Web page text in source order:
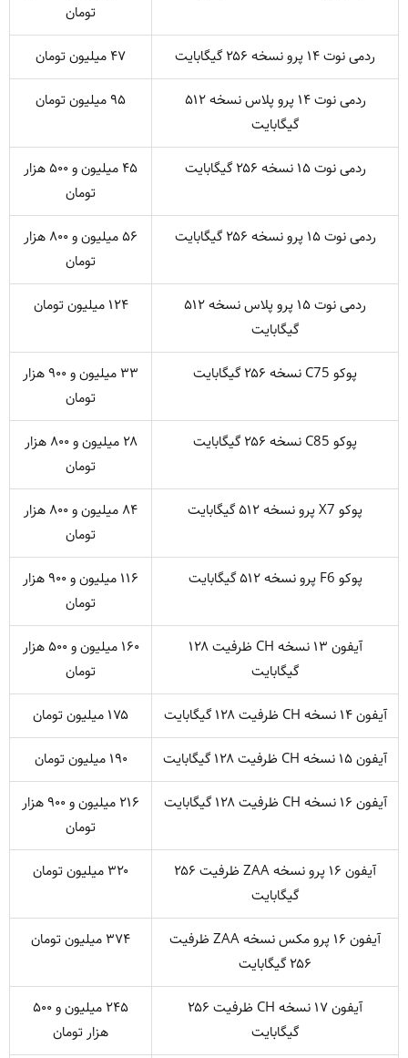
تومان
ردمی نوت ۱۴ پرو نسخه ۲۵۶ گیگابایت
۴۷ میلیون تومان
ردمی نوت ۱۴ پرو پلاس نسخه ۵۱۲
گیگابایت
۹۵ میلیون تومان
ردمی نوت ۱۵ نسخه ۲۵۶ گیگابایت
۴۵ میلیون و ۵۰۰ هزار
تومان
ردمی نوت ۱۵ پرو نسخه ۲۵۶ گیگابایت
۵۶ میلیون و ۸۰۰ هزار
تومان
ردمی نوت ۱۵ پرو پلاس نسخه ۵۱۲
گیگابایت
۱۲۴ میلیون تومان
پوکو C75 نسخه ۲۵۶ گیگابایت
۳۳ میلیون و ۹۰۰ هزار
تومان
پوکو C85 نسخه ۲۵۶ گیگابایت
۲۸ میلیون و ۸۰۰ هزار
تومان
پوکو X7 پرو نسخه ۵۱۲ گیگابایت
۸۴ میلیون و ۸۰۰ هزار
تومان
پوکو F6 پرو نسخه ۵۱۲ گیگابایت
۱۱۶ میلیون و ۹۰۰ هزار
تومان
آیفون ۱۳ نسخه CH ظرفیت ۱۲۸
گیگابایت
۱۶۰ میلیون و ۵۰۰ هزار
تومان
آیفون ۱۴ نسخه CH ظرفیت ۱۲۸ گیگابایت
۱۷۵ میلیون تومان
آیفون ۱۵ نسخه CH ظرفیت ۱۲۸ گیگابایت
۱۹۰ میلیون تومان
آیفون ۱۶ نسخه CH ظرفیت ۱۲۸ گیگابایت
۲۱۶ میلیون و ۹۰۰ هزار
تومان
آیفون ۱۶ پرو نسخه ZAA ظرفیت ۲۵۶
گیگابایت
۳۲۰ میلیون تومان
آیفون ۱۶ پرو مکس نسخه ZAA ظرفیت
۲۵۶ گیگابایت
۳۷۴ میلیون تومان
آیفون ۱۷ نسخه CH ظرفیت ۲۵۶
گیگابایت
۲۴۵ میلیون و ۵۰۰
هزار تومان